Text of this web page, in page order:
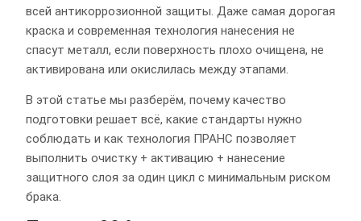
всей антикоррозионной защиты. Даже самая дорогая
краска и современная технология нанесения не
спасут металл, если поверхность плохо очищена, не
активирована или окислилась между этапами.
В этой статье мы разберём, почему качество
подготовки решает всё, какие стандарты нужно
соблюдать и как технология ПРАНС позволяет
выполнить очистку + активацию + нанесение
защитного слоя за один цикл с минимальным риском
брака.